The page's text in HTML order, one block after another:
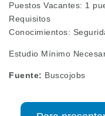
Puestos Vacantes: 1
Requisitos
Conocimientos:
Estudio Mínimo
Fuente: Buscojobs